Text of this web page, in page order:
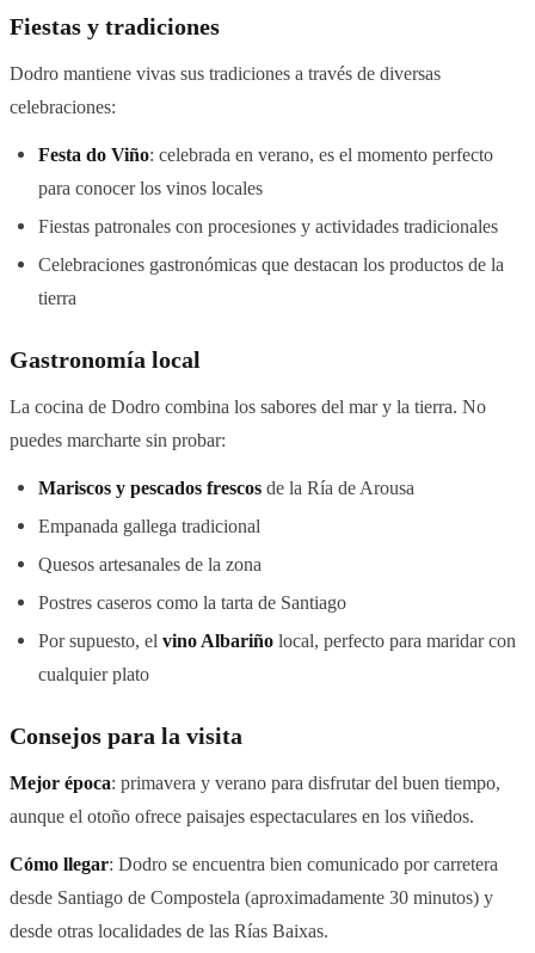
Fiestas y tradiciones
Dodro mantiene vivas sus tradiciones a través de diversas
celebraciones:
Festa do Viño: celebrada en verano, es el momento perfecto
para conocer los vinos locales
Fiestas patronales con procesiones y actividades tradicionales
Celebraciones gastronómicas que destacan los productos de la
tierra
Gastronomía local
La cocina de Dodro combina los sabores del mar y la tierra. No
puedes marcharte sin probar:
Mariscos y pescados frescos de la Ría de Arousa
Empanada gallega tradicional
Quesos artesanales de la zona
Postres caseros como la tarta de Santiago
Por supuesto, el vino Albariño local, perfecto para maridar con
cualquier plato
Consejos para la visita
Mejor época: primavera y verano para disfrutar del buen tiempo,
aunque el otoño ofrece paisajes espectaculares en los viñedos.
Cómo llegar: Dodro se encuentra bien comunicado por carretera
desde Santiago de Compostela (aproximadamente 30 minutos) y
desde otras localidades de las Rías Baixas.